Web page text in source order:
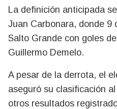
La definición anticipada
Juan Carbonara, donde 9
Salto Grande con goles
Guillermo Demelo.
A pesar de la derrota, el
aseguró su clasificación
otros resultados